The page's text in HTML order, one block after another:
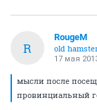
R
RougeM
old
17 мая
мысли после
провинциальный